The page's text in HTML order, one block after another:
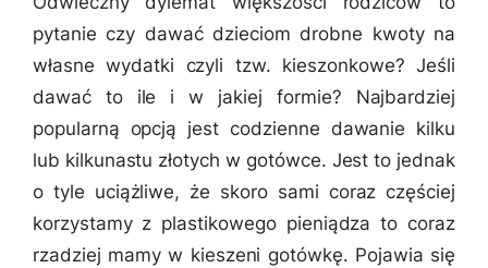
pytanie czy dawać dzieciom drobne kwoty na
własne wydatki czyli tzw. kieszonkowe? Jeśli
dawać to ile i w jakiej formie? Najbardziej
popularną opcją jest codzienne dawanie kilku
lub kilkunastu złotych w gotówce. Jest to jednak
o tyle uciążliwe, że skoro sami coraz częściej
korzystamy z plastikowego pieniądza to coraz
rzadziej mamy w kieszeni gotówkę. Pojawia się